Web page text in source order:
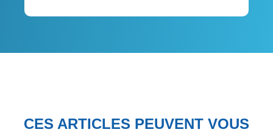
CES ARTICLES PEUVENT VOUS